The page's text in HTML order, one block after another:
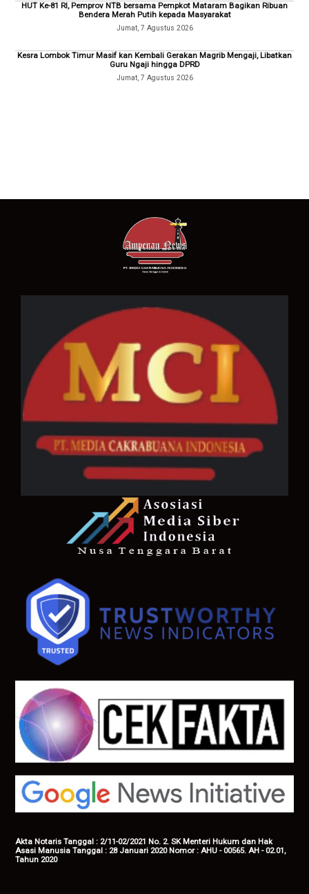
HUT Ke-81 RI, Pemprov NTB bersama Pempkot Mataram Bagikan Ribuan
Bendera Merah Putih kepada Masyarakat
Jumat, 7 Agustus 2026
Kesra Lombok Timur Masif kan Kembali Gerakan Magrib Mengaji, Libatkan
Guru Ngaji hingga DPRD
Jumat, 7 Agustus 2026
Akta Notaris Tanggal : 2/11-02/2021 No. 2. SK Menteri Hukum dan Hak
Asasi Manusia Tanggal : 28 Januari 2020 Nomor : AHU - 00565. AH - 02.01,
Tahun 2020